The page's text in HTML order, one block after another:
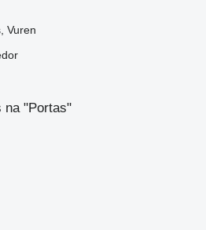
Vuren
na "Portas"